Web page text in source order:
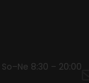
8:30 – 20:00